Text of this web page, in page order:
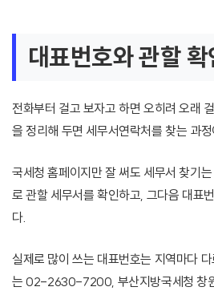
대표번호와 관할 확
전화부터 걸고 보자고 하면 오히려 오래
을 정리해 두면 세무서연락처를 찾는 과
국세청 홈페이지만 잘 써도 세무서 찾기
로 관할 세무서를 확인하고, 그다음 대표
다.
실제로 많이 쓰는 대표번호는 지역마다
는 02-2630-7200, 부산지방국세청 창